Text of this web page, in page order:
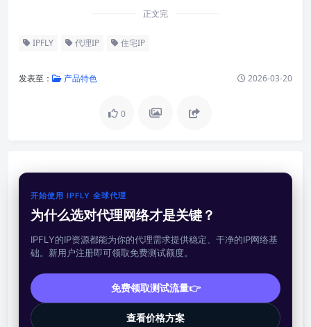
正文完
IPFLY 代理IP 住宅IP
发表至： 产品特色 2026-03-20
0
开始使用 IPFLY 全球代理
为什么选对代理网络才是关键？
IPFLY的IP资源都能为你的代理需求提供稳定、干净的IP网络基
础。新用户注册即可领取免费测试额度。
免费领取测试流量👉
查看价格方案